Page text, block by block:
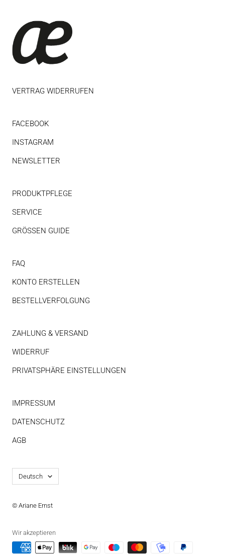
VERTRAG WIDERRUFEN
FACEBOOK
INSTAGRAM
NEWSLETTER
PRODUKTPFLEGE
SERVICE
GRÖSSEN GUIDE
FAQ
KONTO ERSTELLEN
BESTELLVERFOLGUNG
ZAHLUNG & VERSAND
WIDERRUF
PRIVATSPHÄRE EINSTELLUNGEN
IMPRESSUM
DATENSCHUTZ
AGB
Sprache
Deutsch
© Ariane Ernst
Wir akzeptieren